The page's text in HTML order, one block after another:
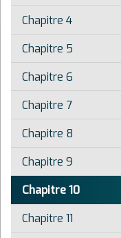
Chapitre 4
Chapitre 5
Chapitre 6
Chapitre 7
Chapitre 8
Chapitre 9
Chapitre 10
Chapitre 11